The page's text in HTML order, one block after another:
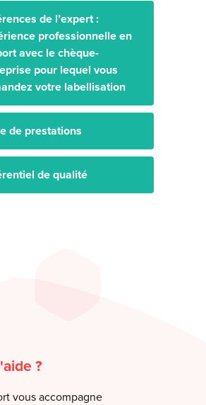
de l’expert :
professionnelle en
avec le chèque-
pour lequel vous
votre labellisation
de prestations
de qualité
?
vous accompagne